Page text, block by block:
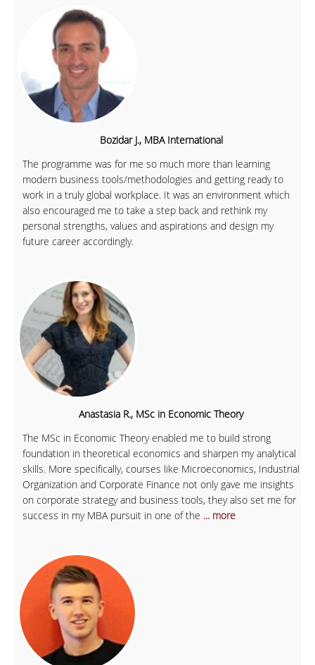
Bozidar J., MBA International
The programme was for me so much more than learning
modern business tools/methodologies and getting ready to
work in a truly global workplace. It was an environment which
also encouraged me to take a step back and rethink my
personal strengths, values and aspirations and design my
future career accordingly.
Anastasia R., MSc in Economic Theory
The MSc in Economic Theory enabled me to build strong
foundation in theoretical economics and sharpen my analytical
skills. More specifically, courses like Microeconomics, Industrial
Organization and Corporate Finance not only gave me insights
on corporate strategy and business tools, they also set me for
success in my MBA pursuit in one of the ... more